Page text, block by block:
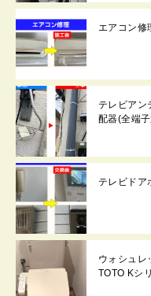
エアコン修
テレビアン
配器(全端
テレビドア
ウォシュレ
TOTO Kシ